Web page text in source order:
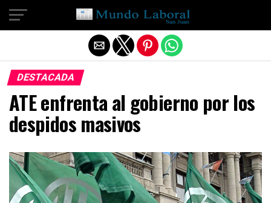
DESTACADA
ATE enfrenta al gobierno por los
despidos masivos
Salir de la versión móvil